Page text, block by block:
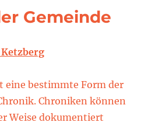
Gemeinde
eine bestimmte Form der
Chroniken können
Weise dokumentiert